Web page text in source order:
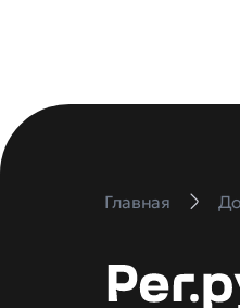
Главная